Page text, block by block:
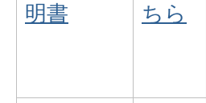
明書
ちら